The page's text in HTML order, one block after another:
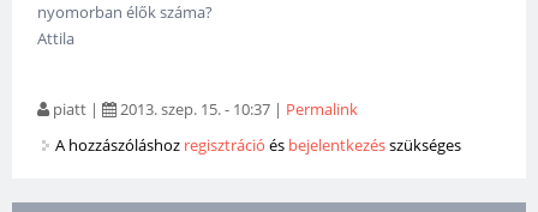
nyomorban élők száma?
Attila
piatt | 2013. szep. 15. - 10:37 | Permalink
A hozzászóláshoz regisztráció és bejelentkezésszükséges